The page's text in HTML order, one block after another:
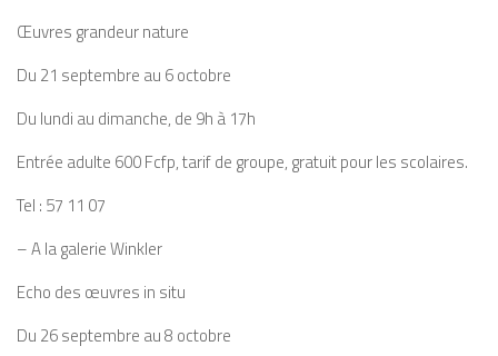
Œuvres grandeur nature
Du 21 septembre au 6 octobre
Du lundi au dimanche, de 9h à 17h
Entrée adulte 600 Fcfp, tarif de groupe, gratuit pour les scolaires.
Tel : 57 11 07
– A la galerie Winkler
Echo des œuvres in situ
Du 26 septembre au 8 octobre